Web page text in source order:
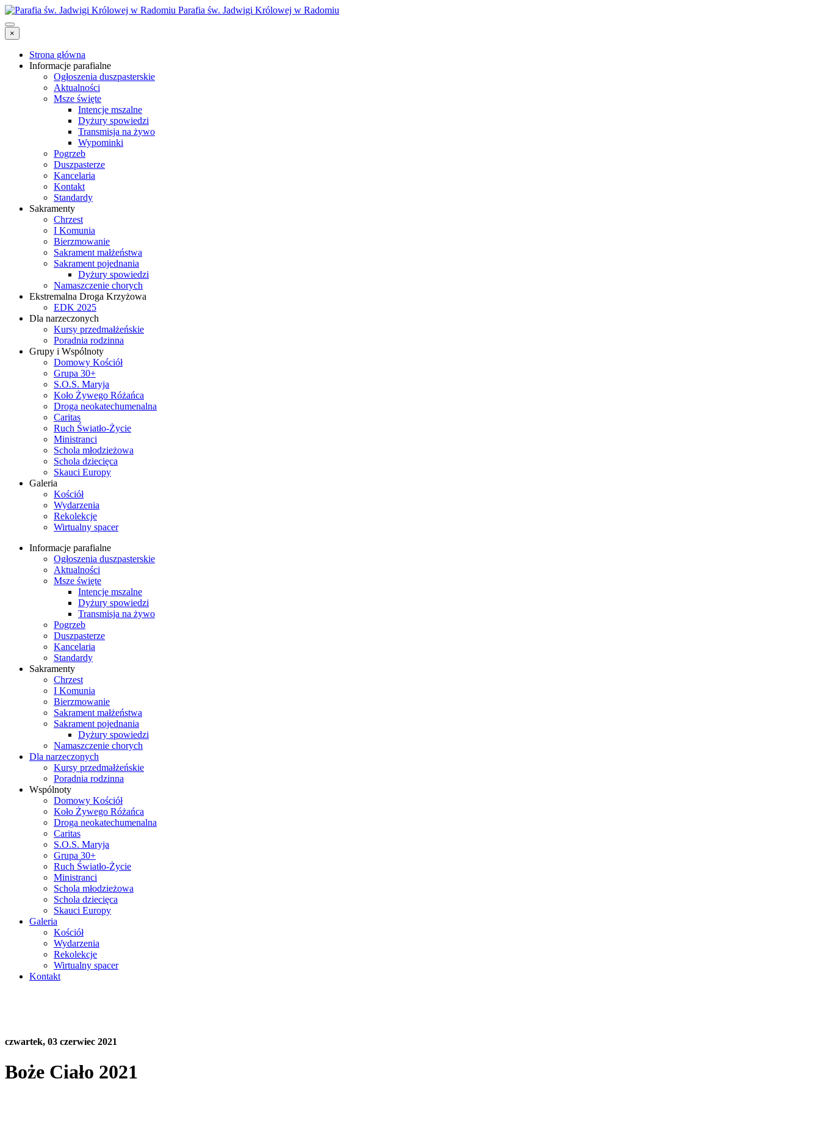
Parafia św. Jadwigi Królowej w Radomiu
×
Strona główna
Informacje parafialne
Ogłoszenia duszpasterskie
Aktualności
Msze święte
Intencje mszalne
Dyżury spowiedzi
Transmisja na żywo
Wypominki
Pogrzeb
Duszpasterze
Kancelaria
Kontakt
Standardy
Sakramenty
Chrzest
I Komunia
Bierzmowanie
Sakrament małżeństwa
Sakrament pojednania
Dyżury spowiedzi
Namaszczenie chorych
Ekstremalna Droga Krzyżowa
EDK 2025
Dla narzeczonych
Kursy przedmałżeńskie
Poradnia rodzinna
Grupy i Wspólnoty
Domowy Kościół
Grupa 30+
S.O.S. Maryja
Koło Żywego Różańca
Droga neokatechumenalna
Caritas
Ruch Światło-Życie
Ministranci
Schola młodzieżowa
Schola dziecięca
Skauci Europy
Galeria
Kościół
Wydarzenia
Rekolekcje
Wirtualny spacer
Informacje parafialne
Ogłoszenia duszpasterskie
Aktualności
Msze święte
Intencje mszalne
Dyżury spowiedzi
Transmisja na żywo
Pogrzeb
Duszpasterze
Kancelaria
Standardy
Sakramenty
Chrzest
I Komunia
Bierzmowanie
Sakrament małżeństwa
Sakrament pojednania
Dyżury spowiedzi
Namaszczenie chorych
Dla narzeczonych
Kursy przedmałżeńskie
Poradnia rodzinna
Wspólnoty
Domowy Kościół
Koło Żywego Różańca
Droga neokatechumenalna
Caritas
S.O.S. Maryja
Grupa 30+
Ruch Światło-Życie
Ministranci
Schola młodzieżowa
Schola dziecięca
Skauci Europy
Galeria
Kościół
Wydarzenia
Rekolekcje
Wirtualny spacer
Kontakt
czwartek, 03 czerwiec 2021
Boże Ciało 2021